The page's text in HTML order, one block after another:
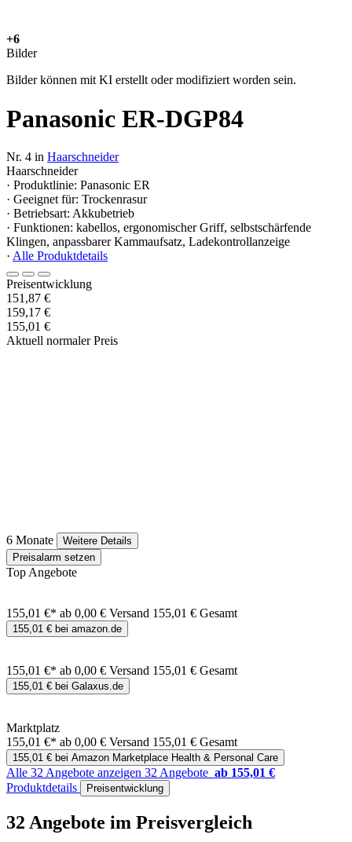
+6
Bilder
Bilder können mit KI erstellt oder modifiziert worden sein.
Panasonic ER-DGP84
Nr. 4 in Haarschneider
Haarschneider
· Produktlinie: Panasonic ER
· Geeignet für: Trockenrasur
· Betriebsart: Akkubetrieb
· Funktionen: kabellos, ergonomischer Griff, selbstschärfende
Klingen, anpassbarer Kammaufsatz, Ladekontrollanzeige
· Alle Produktdetails
Preisentwicklung
151,87 €
159,17 €
155,01 €
Aktuell normaler Preis
6 Monate
Weitere Details
Preisalarm setzen
Top Angebote
155,01 €* ab 0,00 € Versand 155,01 € Gesamt
155,01 € bei amazon.de
155,01 €* ab 0,00 € Versand 155,01 € Gesamt
155,01 € bei Galaxus.de
Marktplatz
155,01 €* ab 0,00 € Versand 155,01 € Gesamt
155,01 € bei Amazon Marketplace Health & Personal Care
Alle 32 Angebote anzeigen 32 Angebote ab 155,01 €
Produktdetails
Preisentwicklung
32 Angebote im Preisvergleich